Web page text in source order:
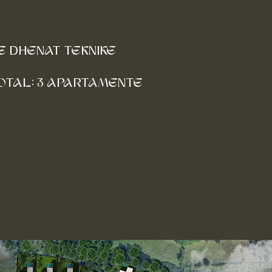
DHENAT TEKNIKE
3 APARTAMENTE